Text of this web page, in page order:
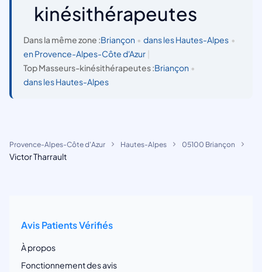
kinésithérapeutes
Dans la même zone :Briançon • dans les Hautes-Alpes •
en Provence-Alpes-Côte d'Azur
Top Masseurs-kinésithérapeutes :Briançon •
dans les Hautes-Alpes
Provence-Alpes-Côte d'Azur Hautes-Alpes 05100 Briançon
Victor Tharrault
Avis Patients Vérifiés
À propos
Fonctionnement des avis